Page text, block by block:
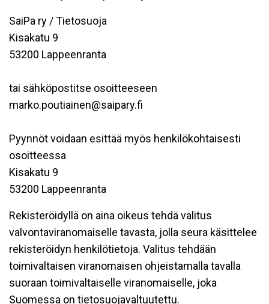
SaiPa ry / Tietosuoja
Kisakatu 9
53200 Lappeenranta
tai sähköpostitse osoitteeseen
marko.poutiainen@saipary.fi
Pyynnöt voidaan esittää myös henkilökohtaisesti
osoitteessa
Kisakatu 9
53200 Lappeenranta
Rekisteröidyllä on aina oikeus tehdä valitus
valvontaviranomaiselle tavasta, jolla seura käsittelee
rekisteröidyn henkilötietoja. Valitus tehdään
toimivaltaisen viranomaisen ohjeistamalla tavalla
suoraan toimivaltaiselle viranomaiselle, joka
Suomessa on tietosuojavaltuutettu.